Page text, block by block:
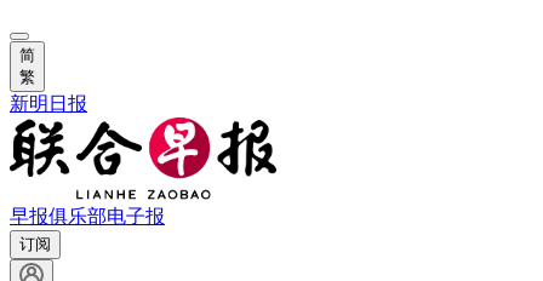
简
繁
新明日报
早报俱乐部电子报
订阅